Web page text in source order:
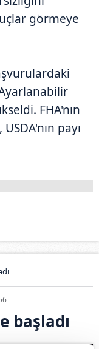
görmeye
FHA'nın
payı
başladı